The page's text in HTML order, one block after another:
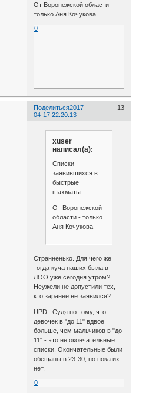
От Воронежской области -
только Аня Кочукова
0
Поделиться 13
2017-
04-17 22:20:13
xuser
написал(а):
Списки
заявившихся в
быстрые
шахматы
От Воронежской
области - только
Аня Кочукова
Странненько. Для чего же
тогда куча наших была в
ЛОО уже сегодня утром?
Неужели не допустили тех,
кто заранее не заявился?
UPD. Судя по тому, что
девочек в "до 11" вдвое
больше, чем мальчиков в "до
11" - это не окончательные
списки. Окончательные были
обещаны в 23-30, но пока их
нет.
0